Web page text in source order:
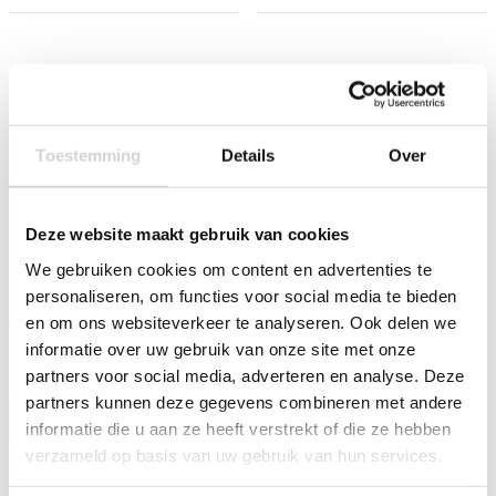
Toestemming Details Over
Deze website maakt gebruik van cookies
We gebruiken cookies om content en advertenties te
personaliseren, om functies voor social media te bieden
en om ons websiteverkeer te analyseren. Ook delen we
informatie over uw gebruik van onze site met onze
partners voor social media, adverteren en analyse. Deze
partners kunnen deze gegevens combineren met andere
informatie die u aan ze heeft verstrekt of die ze hebben
verzameld op basis van uw gebruik van hun services.
Dart Gun Shotgun Met 4
Darts Rood 47,5cm
Op voorraad: direct leverbaar
18.99 14 29
11.81 EXCL. BTW
+
Disney Decoratie Bord Led
Frozen
Op voorraad: direct leverbaar
9.99 7 99
6.60 EXCL. BTW
+